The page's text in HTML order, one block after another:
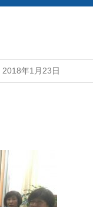
2018年1月23日